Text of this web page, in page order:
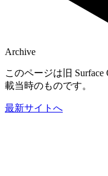
Archive
このページは旧
載当時のものです。
最新サイトへ